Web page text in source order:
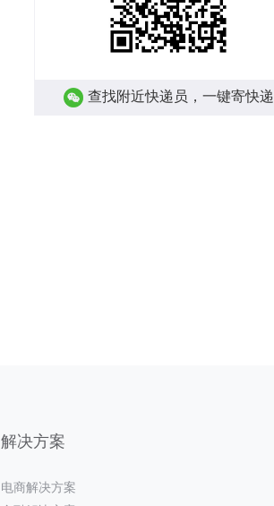
查找附近快递员，一键寄快递
解决方案
电商解决方案